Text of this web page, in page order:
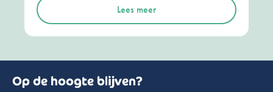
Lees meer
Op de hoogte blijven?